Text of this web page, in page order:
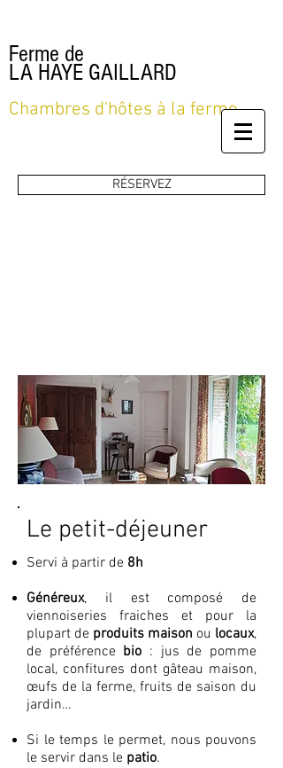
Ferme de
LA HAYE GAILLARD
Chambres d'hôtes à la ferme
RÉSERVEZ
Le petit-déjeuner
Servi à partir de 8h
Généreux, il est composé de
viennoiseries fraiches et pour la
plupart de produits maison ou locaux,
de préférence bio : jus de pomme
local, confitures dont gâteau maison,
œufs de la ferme, fruits de saison du
jardin…
Si le temps le permet, nous pouvons
le servir dans le patio.